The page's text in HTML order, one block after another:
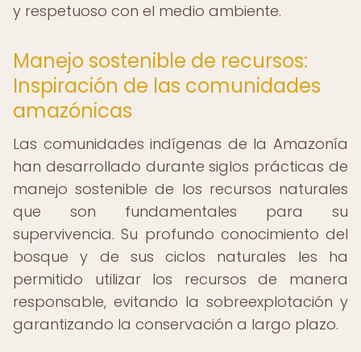
y respetuoso con el medio ambiente.
Manejo sostenible de recursos:
Inspiración de las comunidades
amazónicas
Las comunidades indígenas de la Amazonía
han desarrollado durante siglos prácticas de
manejo sostenible de los recursos naturales
que son fundamentales para su
supervivencia. Su profundo conocimiento del
bosque y de sus ciclos naturales les ha
permitido utilizar los recursos de manera
responsable, evitando la sobreexplotación y
garantizando la conservación a largo plazo.